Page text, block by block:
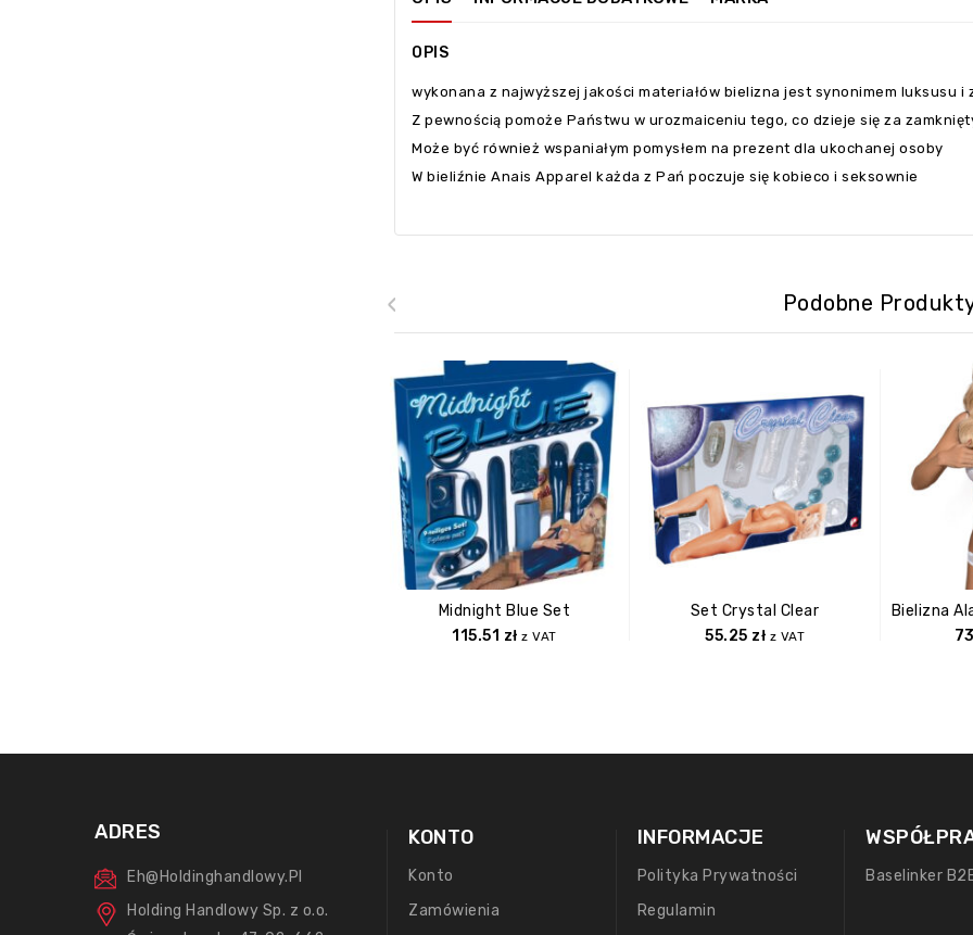
OPIS
wykonana z najwyższej jakości materiałów bielizna jest synonimem luksusu i
Z pewnością pomoże Państwu w urozmaiceniu tego, co dzieje się za
Może być również wspaniałym pomysłem na prezent dla ukochanej osoby
W bieliźnie Anais Apparel każda z Pań poczuje się kobieco i seksownie
Podobne
Midnight Blue Set
115.51 zł z VAT
Set Crystal Clear
55.25 zł z VAT
‹
ADRES
Eh@holdinghandlowy.pl
Holding Handlowy Sp. z o.o.
KONTO
Konto
Zamówienia
INFORMACJE
Polityka Prywatności
Regulamin
Baselinker